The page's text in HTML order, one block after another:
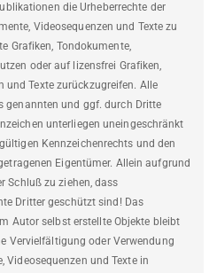
die Urheberrechte der
Videosequenzen und Texte zu
Grafiken, Tondokumente,
oder auf lizensfrei Grafiken,
und Texte zurückzugreifen. Alle
genannten und ggf. durch Dritte
unterliegen uneingeschränkt
Kennzeichenrechts und den
Eigentümer. Allein aufgrund
Schluß zu ziehen, dass
Dritter geschützt sind! Das
Autor selbst erstellte Objekte bleibt
Vervielfältigung oder Verwendung
Videosequenzen und Texte in